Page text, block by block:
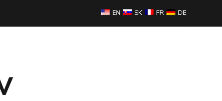
EN SK FR DE